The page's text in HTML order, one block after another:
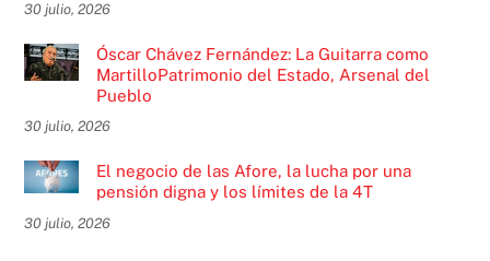
30 julio, 2026
Óscar Chávez Fernández: La Guitarra como
MartilloPatrimonio del Estado, Arsenal del
Pueblo
30 julio, 2026
El negocio de las Afore, la lucha por una
pensión digna y los límites de la 4T
30 julio, 2026